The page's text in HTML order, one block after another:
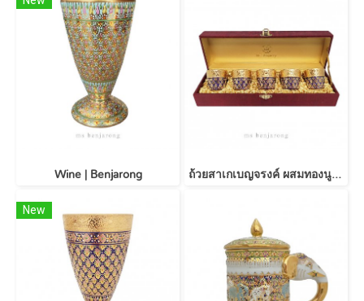
Wine | Benjarong ถ้วยสาเกเบญจรงค์ ผสมทองนูน 5 ใบพร้อมกล่องผ้าไหม Sake Gold + Silk Box
New